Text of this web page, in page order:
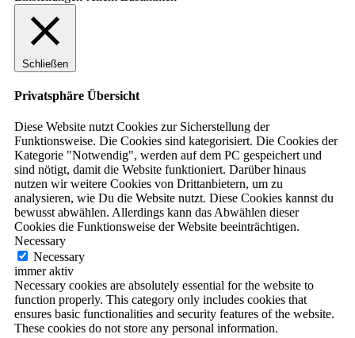
Schließen
Privatsphäre Übersicht
Diese Website nutzt Cookies zur Sicherstellung der
Funktionsweise. Die Cookies sind kategorisiert. Die Cookies der
Kategorie "Notwendig", werden auf dem PC gespeichert und
sind nötigt, damit die Website funktioniert. Darüber hinaus
nutzen wir weitere Cookies von Drittanbietern, um zu
analysieren, wie Du die Website nutzt. Diese Cookies kannst du
bewusst abwählen. Allerdings kann das Abwählen dieser
Cookies die Funktionsweise der Website beeinträchtigen.
Necessary
Necessary
immer aktiv
Necessary cookies are absolutely essential for the website to
function properly. This category only includes cookies that
ensures basic functionalities and security features of the website.
These cookies do not store any personal information.